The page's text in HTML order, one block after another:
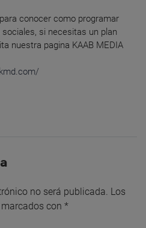
conocer como programar
si necesitas un plan
nuestra pagina KAAB MEDIA
no será publicada. Los
con *